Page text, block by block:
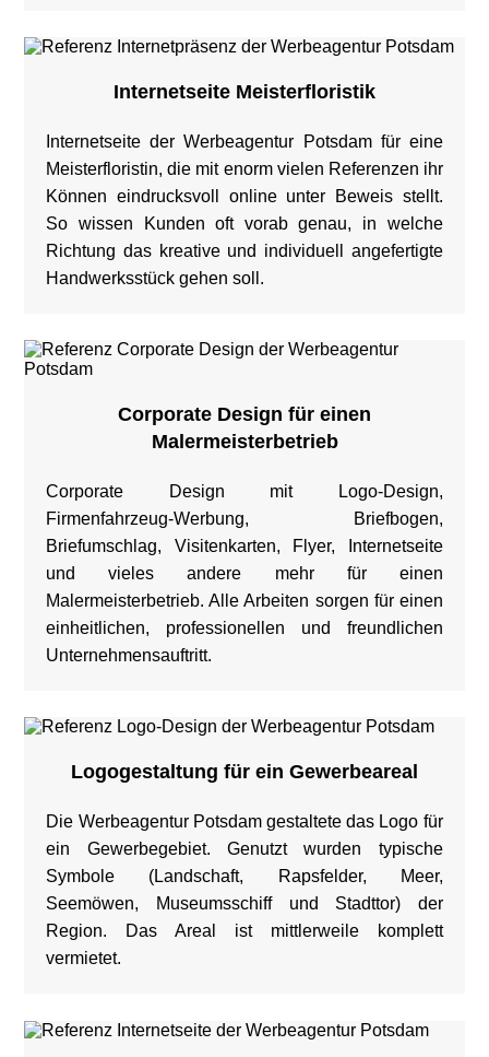
Internetseite Meisterfloristik
Internetseite der Werbeagentur Potsdam für eine
Meisterfloristin, die mit enorm vielen Referenzen ihr
Können eindrucksvoll online unter Beweis stellt.
So wissen Kunden oft vorab genau, in welche
Richtung das kreative und individuell angefertigte
Handwerksstück gehen soll.
Corporate Design für einen
Malermeisterbetrieb
Corporate Design mit Logo-Design,
Firmenfahrzeug-Werbung, Briefbogen,
Briefumschlag, Visitenkarten, Flyer, Internetseite
und vieles andere mehr für einen
Malermeisterbetrieb. Alle Arbeiten sorgen für einen
einheitlichen, professionellen und freundlichen
Unternehmensauftritt.
Logogestaltung für ein Gewerbeareal
Die Werbeagentur Potsdam gestaltete das Logo für
ein Gewerbegebiet. Genutzt wurden typische
Symbole (Landschaft, Rapsfelder, Meer,
Seemöwen, Museumsschiff und Stadttor) der
Region. Das Areal ist mittlerweile komplett
vermietet.